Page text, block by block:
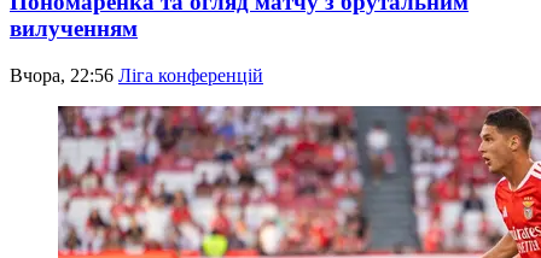
вилученням
Вчора, 22:56 Ліга конференцій